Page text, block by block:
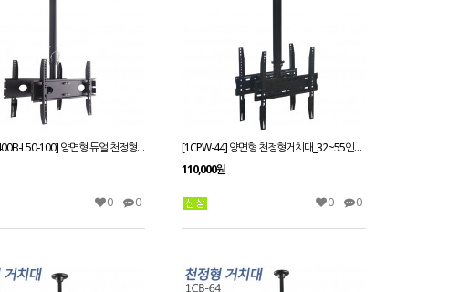
[3EZ-CB400B-L50-100] 양면형 듀얼 천정형거치대_23~55인치/상하각도조절/메뉴보드용/프랜차이즈/모니터링용/광고용/
0 0
[1CPW-44] 양면형 천정형거치대_32~55인치/상하각도조절/메뉴보드용/프랜차이즈/모니터링용/광고용/
110,000원
0 0